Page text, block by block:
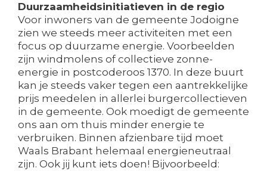
Duurzaamheidsinitiatieven in de regio
Voor inwoners van de gemeente Jodoigne
zien we steeds meer activiteiten met een
focus op duurzame energie. Voorbeelden
zijn windmolens of collectieve zonne-
energie in postcoderoos 1370. In deze buurt
kan je steeds vaker tegen een aantrekkelijke
prijs meedelen in allerlei burgercollectieven
in de gemeente. Ook moedigt de gemeente
ons aan om thuis minder energie te
verbruiken. Binnen afzienbare tijd moet
Waals Brabant helemaal energieneutraal
zijn. Ook jij kunt iets doen! Bijvoorbeeld: